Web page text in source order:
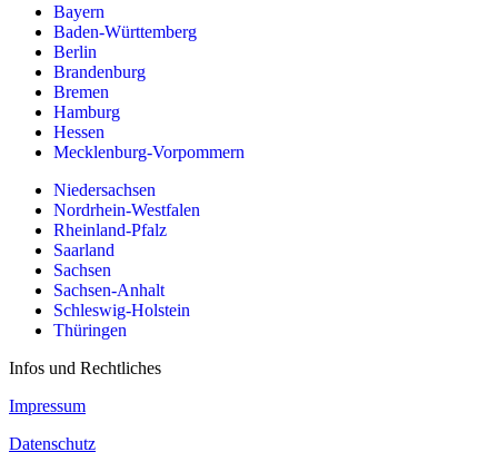
Bayern
Baden-Württemberg
Berlin
Brandenburg
Bremen
Hamburg
Hessen
Mecklenburg-Vorpommern
Niedersachsen
Nordrhein-Westfalen
Rheinland-Pfalz
Saarland
Sachsen
Sachsen-Anhalt
Schleswig-Holstein
Thüringen
Infos und Rechtliches
Impressum
Datenschutz